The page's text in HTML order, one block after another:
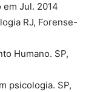
em Jul. 2014
RJ, Forense-
Humano. SP,
psicologia. SP,